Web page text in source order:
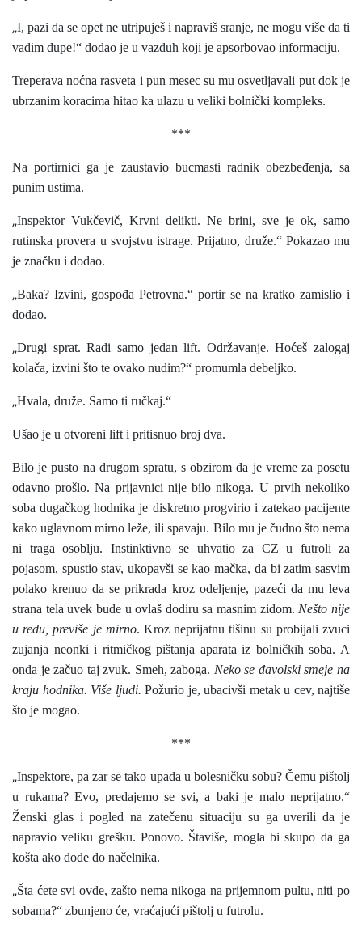
„I, pazi da se opet ne utripuješ i napraviš sranje, ne mogu više da ti
vadim dupe!“ dodao je u vazduh koji je apsorbovao informaciju.
Treperava noćna rasveta i pun mesec su mu osvetljavali put dok je
ubrzanim koracima hitao ka ulazu u veliki bolnički kompleks.
***
Na portirnici ga je zaustavio bucmasti radnik obezbeđenja, sa
punim ustima.
„Inspektor Vukčevič, Krvni delikti. Ne brini, sve je ok, samo
rutinska provera u svojstvu istrage. Prijatno, druže.“ Pokazao mu
je značku i dodao.
„Baka? Izvini, gospođa Petrovna.“ portir se na kratko zamislio i
dodao.
„Drugi sprat. Radi samo jedan lift. Održavanje. Hoćeš zalogaj
kolača, izvini što te ovako nudim?“ promumla debeljko.
„Hvala, druže. Samo ti ručkaj.“
Ušao je u otvoreni lift i pritisnuo broj dva.
Bilo je pusto na drugom spratu, s obzirom da je vreme za posetu
odavno prošlo. Na prijavnici nije bilo nikoga. U prvih nekoliko
soba dugačkog hodnika je diskretno progvirio i zatekao pacijente
kako uglavnom mirno leže, ili spavaju. Bilo mu je čudno što nema
ni traga osoblju. Instinktivno se uhvatio za CZ u futroli za
pojasom, spustio stav, ukopavši se kao mačka, da bi zatim sasvim
polako krenuo da se prikrada kroz odeljenje, pazeći da mu leva
strana tela uvek bude u ovlaš dodiru sa masnim zidom. Nešto nije
u redu, previše je mirno. Kroz neprijatnu tišinu su probijali zvuci
zujanja neonki i ritmičkog pištanja aparata iz bolničkih soba. A
onda je začuo taj zvuk. Smeh, zaboga. Neko se đavolski smeje na
kraju hodnika. Više ljudi. Požurio je, ubacivši metak u cev, najtiše
što je mogao.
***
„Inspektore, pa zar se tako upada u bolesničku sobu? Čemu pištolj
u rukama? Evo, predajemo se svi, a baki je malo neprijatno.“
Ženski glas i pogled na zatečenu situaciju su ga uverili da je
napravio veliku grešku. Ponovo. Štaviše, mogla bi skupo da ga
košta ako dođe do načelnika.
„Šta ćete svi ovde, zašto nema nikoga na prijemnom pultu, niti po
sobama?“ zbunjeno će, vraćajući pištolj u futrolu.